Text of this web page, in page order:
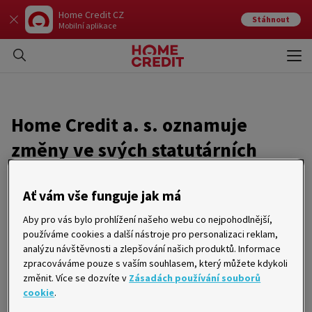
Home Credit CZ
Mobilní aplikace
Stáhnout
Home Credit a. s. oznamuje
změny ve svých statutárních
Brno 7. února 2007 – Společnost Home Credit a. s. oznamuje
změny ve svých statutárních orgánech s účinností od počátku
února 2007.
Dozorčí rada společnosti Home Credit a. s. projednala v souladu se
stanovami společnosti a platnými právními předpisy ukončení
Ať vám vše funguje jak má
Aby pro vás bylo prohlížení našeho webu co nejpohodlnější,
používáme cookies a další nástroje pro personalizaci reklam,
analýzu návštěvnosti a zlepšování našich produktů. Informace
zpracováváme pouze s vaším souhlasem, který můžete kdykoli
změnit. Více se dozvíte v Zásadách používání souborů
cookie.